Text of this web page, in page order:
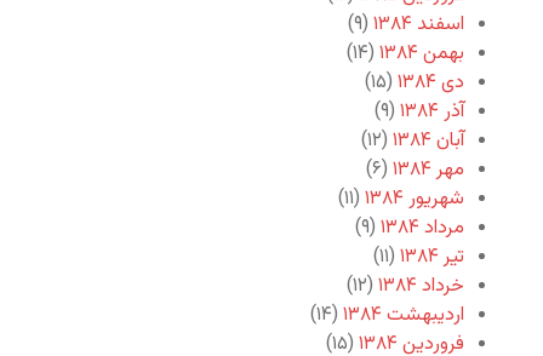
اسفند ۱۳۸۴
(۹)
بهمن ۱۳۸۴
(۱۴)
دی ۱۳۸۴
(۱۵)
آذر ۱۳۸۴
(۹)
آبان ۱۳۸۴
(۱۲)
مهر ۱۳۸۴
(۶)
شهریور ۱۳۸۴
(۱۱)
مرداد ۱۳۸۴
(۹)
تیر ۱۳۸۴
(۱۱)
خرداد ۱۳۸۴
(۱۲)
اردیبهشت ۱۳۸۴
(۱۴)
فروردین ۱۳۸۴
(۱۵)